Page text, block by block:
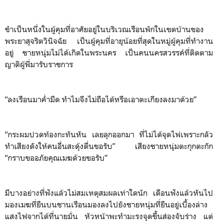
ขำเป็นหนึ่งในผู้คุมที่อาศัยอยู่ในบริเวณเรือนพักในเขตบ้านของ
พระยาสุจริตวินิจฉัย เป็นผู้คุมที่อายุน้อยที่สุดในหมู่ผู้คุมที่ทำงาน
อยู่ ชายหนุ่มไม่ได้เกิดในพระนคร เป็นคนนครสวรรค์ที่ติดตาม
ญาติผู้พี่มารับราชการ
“ลงเรือนมาค่ำมืด ทำไมจึงไม่ถือไต้หรือเอาตะเกียงลงมาด้วย”
“กระผมปวดท้องกะทันหัน เลยลุกออกมา ที่ไม่ได้จุดไฟเพราะกลัว
ทำเสียงดังให้คนอื่นสะดุ้งตื่นขอรับ” เสียงชายหนุ่มตะกุกตะกัก
“กราบขออภัยคุณเมฆด้วยขอรับ”
มีบางอย่างที่ฟังแล้วไม่สมเหตุสมผลเท่าใดนัก เดือนฟังแล้วหันไป
มองเมฆที่ยืนบนชานเรือนมองลงไปยังชายหนุ่มที่ยืนอยู่เบื้องล่าง
แสงไฟจากไต้ที่นายมั่น หัวหน้าพะทำมะรงจุดขึ้นส่องจับร่าง แต่